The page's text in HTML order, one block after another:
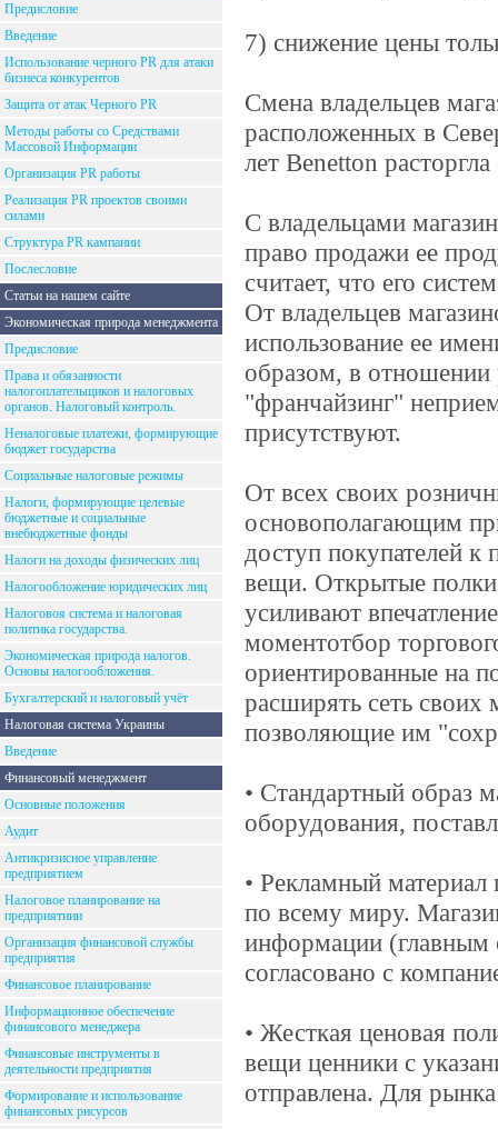
Предисловие
Введение
Использование черного PR для атаки
бизнеса конкурентов
Защита от атак Черного PR
Методы работы со Средствами
Массовой Информации
Организация PR работы
Реализация PR проектов своими
силами
Структура PR кампании
Послесловие
Статьи на нашем сайте
Экономическая природа менеджмента
Предисловие
Права и обязанности
налогоплательщиков и налоговых
органов. Налоговый контроль.
Неналоговые платежи, формирующие
бюджет государства
Социальные налоговые режимы
Налоги, формирующие целевые
бюджетные и социальные
внебюджетные фонды
Налоги на доходы физических лиц
Налогообложение юридических лиц
Налоговоя система и налоговая
политика государства.
Экономическая природа налогов.
Основы налогообложения.
Бухгалтерский и налоговый учёт
Налоговая система Украины
Введение
Финансовый менеджмент
Основные положения
Аудит
Антикризисное управление
предприятием
Налоговое планирование на
предприятиии
Организация финансовой службы
предприятия
Финансовое планирование
Информационное обеспечение
финансового менеджера
Финансовые инструменты в
деятельности предприятия
Формирование и использование
финансовых рисурсов
7) снижение цены
Смена владельцев
расположенных в
лет Benetton
С владельцами
право продажи ее
считает, что его
От владельцев
использование ее
образом, в отношении
"франчайзинг"
присутствуют.
От всех своих
основополагающим
доступ покупателей
вещи. Открытые полки
усиливают
моментотбор
ориентированные на
расширять сеть своих
позволяющие им
• Стандартный образ
оборудования,
• Рекламный материал
по всему миру.
информации (главным
согласовано с
• Жесткая ценовая
вещи ценники с
отправлена. Для